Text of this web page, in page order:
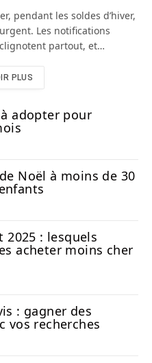
pendant les soldes d’hiver,
Les notifications
clignotent partout, et…
PLUS
adopter pour
Noël à moins de 30
2025 : lesquels
acheter moins cher
: gagner des
vos recherches